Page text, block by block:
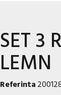
SET 3
LEMN
Referinta